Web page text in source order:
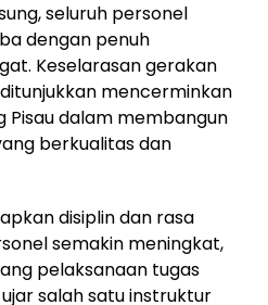
seluruh personel
dengan penuh
Keselarasan gerakan
mencerminkan
Pisau dalam membangun
berkualitas dan
disiplin dan rasa
semakin meningkat,
pelaksanaan tugas
salah satu instruktur